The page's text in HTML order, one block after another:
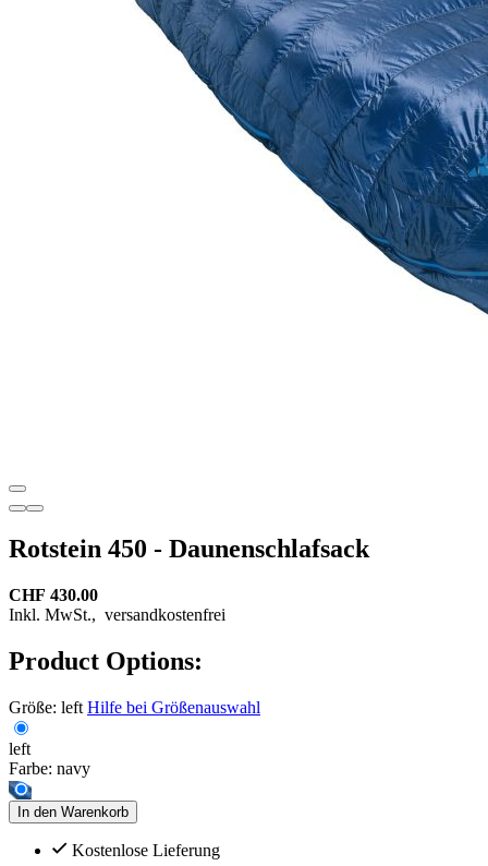
Rotstein 450 - Daunenschlafsack
CHF 430.00
Inkl. MwSt., versandkostenfrei
Product Options:
Größe: left Hilfe bei Größenauswahl
left
Farbe: navy
In den Warenkorb
Kostenlose Lieferung